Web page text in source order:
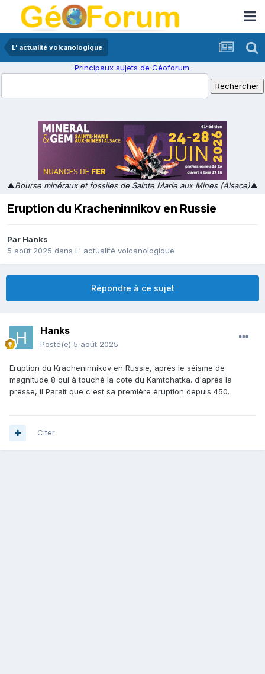
L' actualité volcanologique
Principaux sujets de Géoforum.
▲Bourse minéraux et fossiles de Sainte Marie aux Mines (Alsace)▲
Eruption du Kracheninnikov en Russie
Par Hanks
5 août 2025 dans L' actualité volcanologique
Répondre à ce sujet
Hanks
Posté(e) 5 août 2025
Eruption du Kracheninnikov en Russie, après le séisme de
magnitude 8 qui à touché la cote du Kamtchatka. d'après la
presse, il Parait que c'est sa première éruption depuis 450.
Citer